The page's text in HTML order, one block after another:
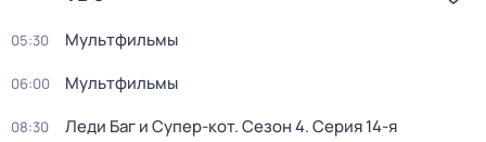
05:30 Мультфильмы
06:00 Мультфильмы
08:30 Леди Баг и Супер-кот. Сезон 4. Серия 14-я